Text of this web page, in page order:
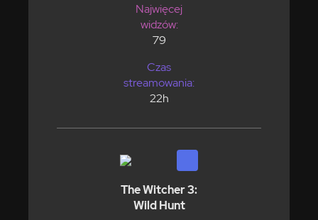
Najwięcej
widzów:
79
Czas
streamowania:
22h
The Witcher 3:
Wild Hunt